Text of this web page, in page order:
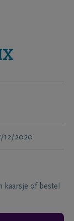
12/2020
kaarsje of bestel